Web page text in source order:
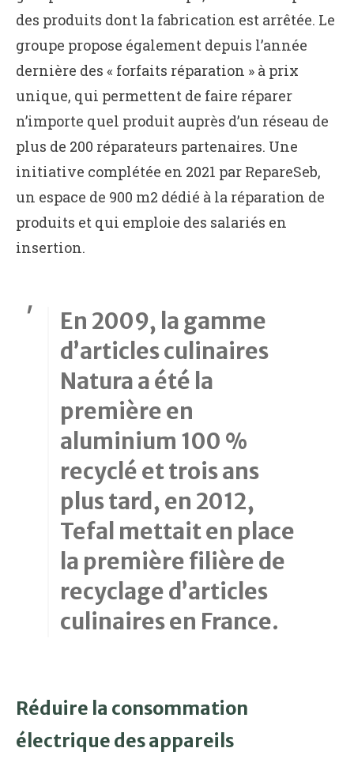
des produits dont la fabrication est arrêtée. Le
groupe propose également depuis l’année
dernière des « forfaits réparation » à prix
unique, qui permettent de faire réparer
n’importe quel produit auprès d’un réseau de
plus de 200 réparateurs partenaires. Une
initiative complétée en 2021 par RepareSeb,
un espace de 900 m2 dédié à la réparation de
produits et qui emploie des salariés en
insertion.
En 2009, la gamme
d’articles culinaires
Natura a été la
première en
aluminium 100 %
recyclé et trois ans
plus tard, en 2012,
Tefal mettait en place
la première filière de
recyclage d’articles
culinaires en France.
Réduire la consommation
électrique des appareils